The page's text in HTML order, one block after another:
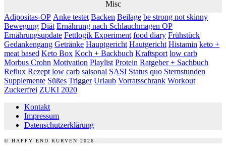
Misc
Adipositas-OP Anke testet Backen Beilage be strong not skinny
Bewegung Diät Ernährung nach Schlauchmagen OP
Ernährungsupdate Fettlogik Experiment food diary Frühstück
Gedankengang Getränke Hauptgericht Hautgericht Histamin keto +
meat based Keto Box Koch + Backbuch Kraftsport low carb
Morbus Crohn Motivation Playlist Protein Ratgeber + Sachbuch
Reflux Rezept low carb saisonal SASI Status quo Sternstunden
Supplemente Süßes Trigger Urlaub Vorratsschrank Workout
Zuckerfrei ZUKI 2020
Kontakt
Impressum
Datenschutzerklärung
© HAPPY END KURVEN 2026